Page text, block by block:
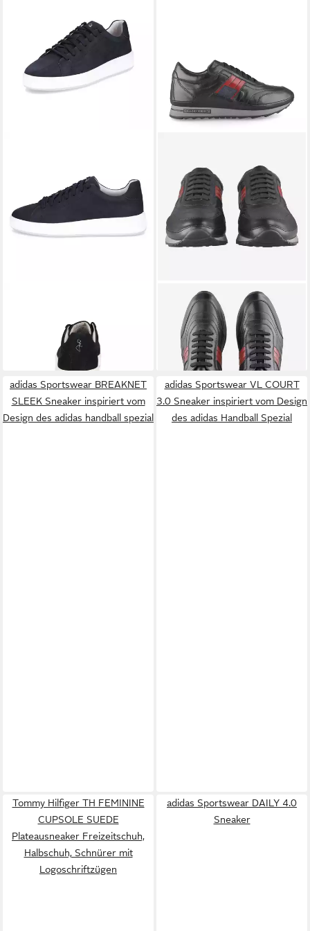
Sneaker marine blau Sneaker
UVP79,95 €
GALIZIO TORRESIGalizio
Torresi 414858 V70517,
Sneaker, Schwarz /
Dunkelblau, Herren Sneaker
249,90 €
adidas Sportswear BREAKNET
SLEEK Sneaker inspiriert vom
Design des adidas handball spezial
adidas Sportswear VL COURT
3.0 Sneaker inspiriert vom Design
des adidas Handball Spezial
Tommy Hilfiger TH FEMININE
CUPSOLE SUEDE
Plateausneaker Freizeitschuh,
Halbschuh, Schnürer mit
Logoschriftzügen
adidas Sportswear DAILY 4.0
Sneaker